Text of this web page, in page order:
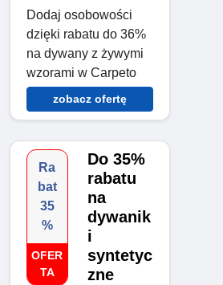
Dodaj osobowości
dzięki rabatu do 36%
na dywany z żywymi
wzorami w Carpeto
zobacz ofertę
Ra
bat
35
%
OFER
TA
Do 35%
rabatu
na
dywanik
i
syntetyc
zne